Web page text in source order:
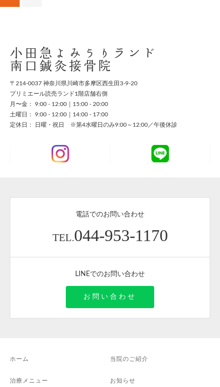
小田急よみうりランド
南口鍼灸接骨院
〒214-0037 神奈川県川崎市多摩区西生田3-9-20
プリミエール読売ランド1階店舗右側
月〜金： 9:00 - 12:00｜15:00 - 20:00
土曜日： 9:00 - 12:00｜14:00 - 17:00
定休日： 日曜・祝日 ※第4水曜日のみ9:00～12:00／午後休診
電話でのお問い合わせ
TEL.044-953-1170
LINEでのお問い合わせ
お問い合わせ
ホーム 当院のご紹介
治療メニュー お知らせ